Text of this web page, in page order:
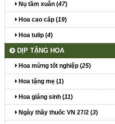
Nụ tầm xuân (47)
Hoa cao cấp (19)
Hoa tulip (4)
DỊP TẶNG HOA
Hoa mừng tốt nghiệp (25)
Hoa tặng mẹ (1)
Hoa giáng sinh (11)
Ngày thầy thuốc VN 27/2 (3)